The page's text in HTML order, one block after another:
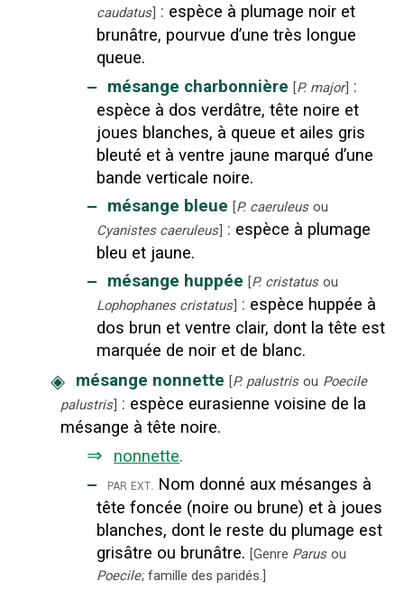
caudatus] : espèce à plumage noir et
brunâtre, pourvue d’une très longue
queue.
‒ mésange charbonnière [P. major] :
espèce à dos verdâtre, tête noire et
joues blanches, à queue et ailes gris
bleuté et à ventre jaune marqué d’une
bande verticale noire.
‒ mésange bleue [P. caeruleus ou
Cyanistes caeruleus] : espèce à plumage
bleu et jaune.
‒ mésange huppée [P. cristatus ou
Lophophanes cristatus
: espèce huppée à
dos brun et ventre clair, dont la tête est
marquée de noir et de blanc.
◈ mésange nonnette [P. palustris ou Poecile
palustris] : espèce eurasienne voisine de la
mésange à tête noire.
⇒ nonnette.
‒ par ext. Nom donné aux mésanges à
tête foncée (noire ou brune) et à joues
blanches, dont le reste du plumage est
grisâtre ou brunâtre. [Genre Parus ou
Poecile; famille des paridés.